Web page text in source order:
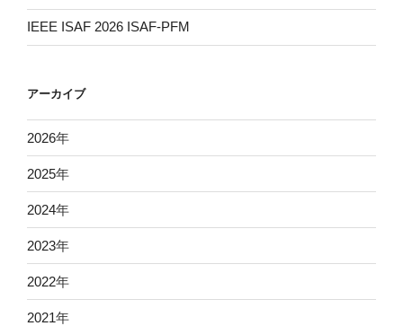
IEEE ISAF 2026 ISAF-PFM
アーカイブ
2026年
2025年
2024年
2023年
2022年
2021年